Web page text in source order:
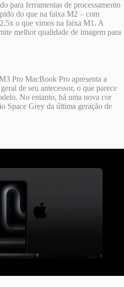
para ferramentas de processamento
do que na faixa M2 – com
o que vimos na faixa M1. A
melhor qualidade de imagem para
Pro MacBook Pro apresenta a
de seu antecessor, o que parece
No entanto, há uma nova cor
Space Grey da última geração de